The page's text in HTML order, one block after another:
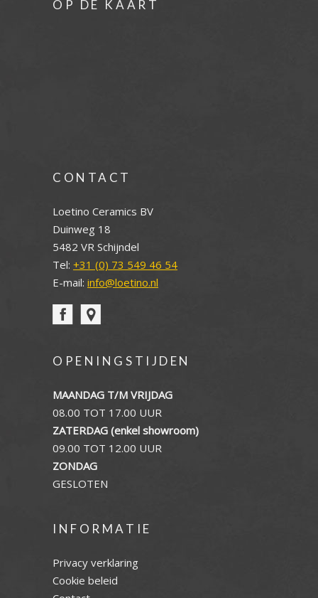
OP DE KAART
CONTACT
Loetino Ceramics BV
Duinweg 18
5482 VR Schijndel
Tel: +31 (0) 73 549 46 54
E-mail: info@loetino.nl
OPENINGSTIJDEN
MAANDAG T/M VRIJDAG
08.00 TOT 17.00 UUR
ZATERDAG (enkel showroom)
09.00 TOT 12.00 UUR
ZONDAG
GESLOTEN
INFORMATIE
Privacy verklaring
Cookie beleid